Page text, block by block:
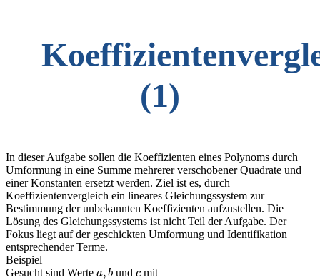
(1)
In dieser Aufgabe sollen die Koeffizienten eines Polynoms durch
Umformung in eine Summe mehrerer verschobener Quadrate und
einer Konstanten ersetzt werden. Ziel ist es, durch
Koeffizientenvergleich ein lineares Gleichungssystem zur
Bestimmung der unbekannten Koeffizienten aufzustellen. Die
Lösung des Gleichungssystems ist nicht Teil der Aufgabe. Der
Fokus liegt auf der geschickten Umformung und Identifikation
entsprechender Terme.
Beispiel
Gesucht sind Werte
b und mit